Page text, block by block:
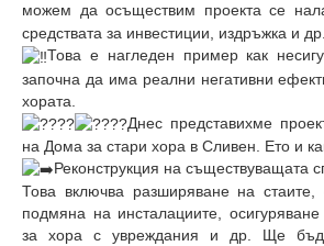
можем да осъществим проекта се
средствата за инвестиции, издръжка и др.
Това е нагледен пример как
започна да има реални негативни
хората.
Днес представихме
на Дома за стари хора в Сливен. Ето и
Реконструкция на съществуващата
Това включва разширяване на стаите,
подмяна на инсталациите,
за хора с увреждания и др. Ще